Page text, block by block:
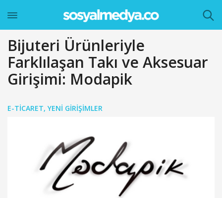
Bijuteri Ürünleriyle
Farklılaşan Takı ve Aksesuar
Girişimi: Modapik
E-TICARET, YENI GIRIŞIMLER